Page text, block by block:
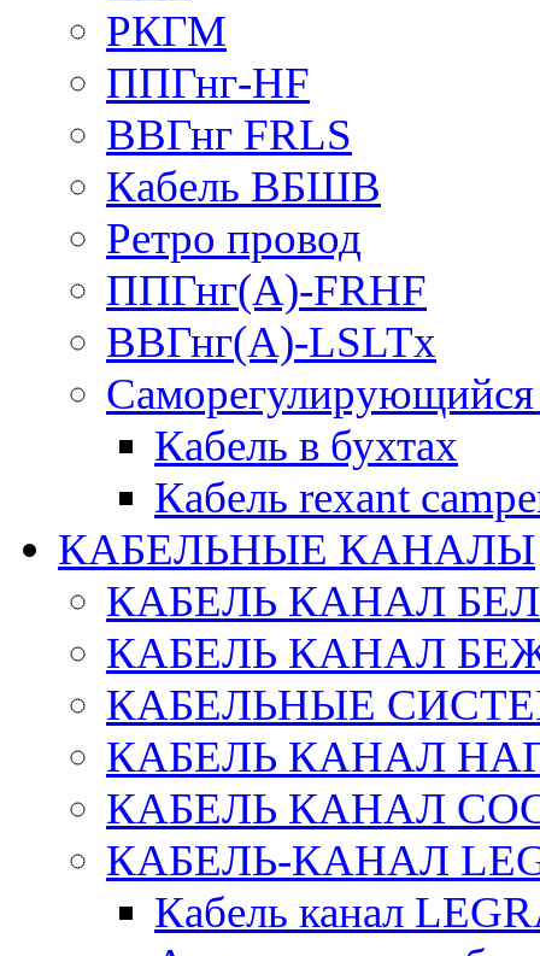
РКГМ
ППГнг-HF
ВВГнг FRLS
Кабель ВБШВ
Ретро провод
ППГнг(А)-FRHF
ВВГнг(А)-LSLTx
Саморегулирующийся
Кабель в бухтах
Кабель rexant
КАБЕЛЬНЫЕ КАНАЛЫ
КАБЕЛЬ КАНАЛ
КАБЕЛЬ КАНАЛ
КАБЕЛЬНЫЕ
КАБЕЛЬ КАНАЛ
КАБЕЛЬ КАНАЛ
КАБЕЛЬ-КАНАЛ
Кабель канал